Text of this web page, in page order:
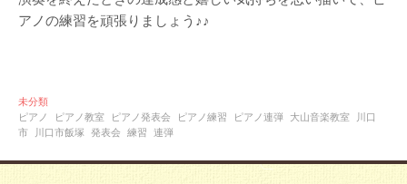
アノの練習を頑張りましょう♪♪
未分類
ピアノ
ピアノ教室 ピアノ発表会 ピアノ練習 ピアノ連弾 大山音楽教室
川口
市
川口市飯塚 発表会 練習 連弾